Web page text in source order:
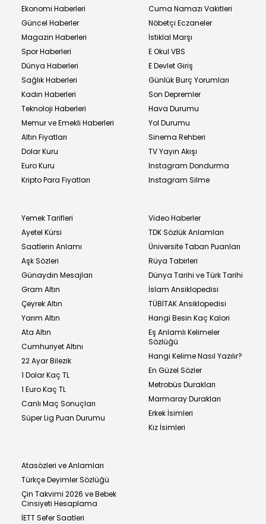
Ekonomi Haberleri
Güncel Haberler
Magazin Haberleri
Spor Haberleri
Dünya Haberleri
Sağlık Haberleri
Kadın Haberleri
Teknoloji Haberleri
Memur ve Emekli Haberleri
Altın Fiyatları
Dolar Kuru
Euro Kuru
Kripto Para Fiyatları
Cuma Namazı Vakitleri
Nöbetçi Eczaneler
İstiklal Marşı
E Okul VBS
E Devlet Giriş
Günlük Burç Yorumları
Son Depremler
Hava Durumu
Yol Durumu
Sinema Rehberi
TV Yayın Akışı
Instagram Dondurma
Instagram Silme
Yemek Tarifleri
Ayetel Kürsi
Saatlerin Anlamı
Aşk Sözleri
Günaydın Mesajları
Gram Altın
Çeyrek Altın
Yarım Altın
Ata Altın
Cumhuriyet Altını
22 Ayar Bilezik
1 Dolar Kaç TL
1 Euro Kaç TL
Canlı Maç Sonuçları
Süper Lig Puan Durumu
Video Haberler
TDK Sözlük Anlamları
Üniversite Taban Puanları
Rüya Tabirleri
Dünya Tarihi ve Türk Tarihi
İslam Ansiklopedisi
TÜBİTAK Ansiklopedisi
Hangi Besin Kaç Kalori
Eş Anlamlı Kelimeler
Sözlüğü
Hangi Kelime Nasıl Yazılır?
En Güzel Sözler
Metrobüs Durakları
Marmaray Durakları
Erkek İsimleri
Kız İsimleri
Atasözleri ve Anlamları
Türkçe Deyimler Sözlüğü
Çin Takvimi 2026 ve Bebek
Cinsiyeti Hesaplama
İETT Sefer Saatleri